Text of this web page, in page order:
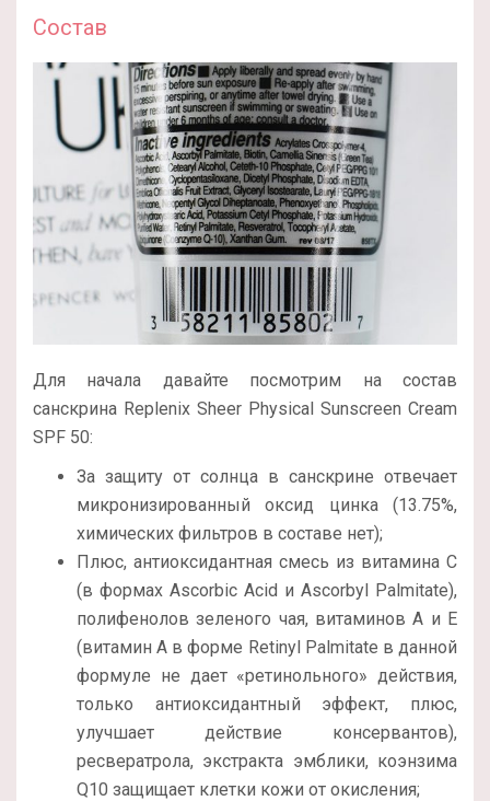
Состав
Для начала давайте посмотрим на состав
санскрина Replenix Sheer Physical Sunscreen Cream
SPF 50:
За защиту от солнца в санскрине отвечает
микронизированный оксид цинка (13.75%,
химических фильтров в составе нет);
Плюс, антиоксидантная смесь из витамина С
(в формах Ascorbic Acid и Ascorbyl Palmitate),
полифенолов зеленого чая, витаминов А и Е
(витамин А в форме Retinyl Palmitate в данной
формуле не дает «ретинольного» действия,
только антиоксидантный эффект, плюс,
улучшает действие консервантов),
ресвератрола, экстракта эмблики, коэнзима
Q10 защищает клетки кожи от окисления;